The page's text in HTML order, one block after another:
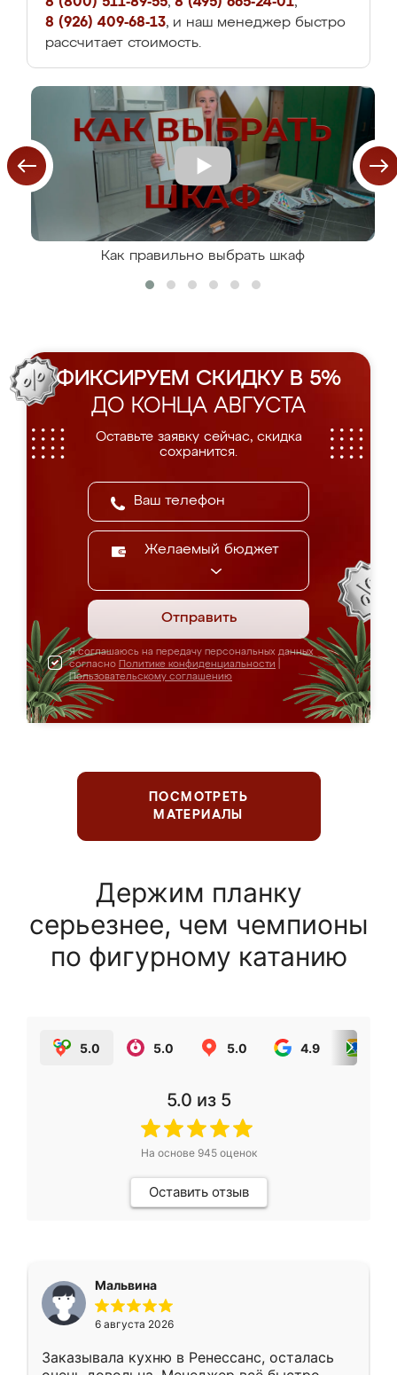
8 (926) 409-68-13, и наш менеджер быстро
рассчитает стоимость.
Как правильно выбрать шкаф
ФИКСИРУЕМ СКИДКУ В 5%
ДО КОНЦА АВГУСТА
Оставьте заявку сейчас, скидка
сохранится.
Желаемый бюджет
Отправить
Я соглашаюсь на передачу персональных данных
согласно Политике конфиденциальности
Пользовательскому соглашению
ПОСМОТРЕТЬ
МАТЕРИАЛЫ
Держим планку
серьезнее, чем чемпионы
по фигурному катанию
5.0 5.0 5.0 4.9
5.0 из 5
На основе 945оценок
Оставить отзыв
Мальвина
6 августа 2026
Заказывала кухню в Ренессанс, осталась